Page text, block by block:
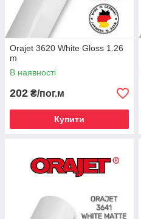
Orajet 3620 White Gloss 1.26
m
В наявності
202 ₴/пог.м
Купити